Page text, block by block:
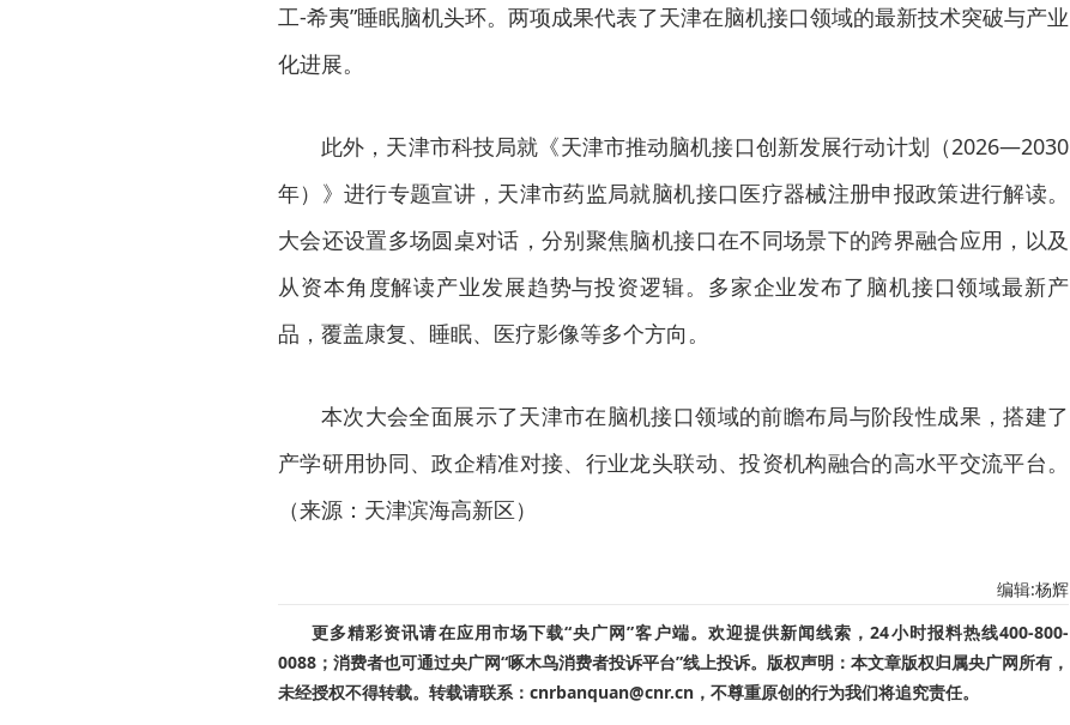
工-希夷”睡眠脑机头环。两项成果代表了天津在脑机接口领域的最新技术突破与产业
化进展。
此外，天津市科技局就《天津市推动脑机接口创新发展行动计划（2026—2030
年）》进行专题宣讲，天津市药监局就脑机接口医疗器械注册申报政策进行解读。
大会还设置多场圆桌对话，分别聚焦脑机接口在不同场景下的跨界融合应用，以及
从资本角度解读产业发展趋势与投资逻辑。多家企业发布了脑机接口领域最新产
品，覆盖康复、睡眠、医疗影像等多个方向。
本次大会全面展示了天津市在脑机接口领域的前瞻布局与阶段性成果，搭建了
产学研用协同、政企精准对接、行业龙头联动、投资机构融合的高水平交流平台。
（来源：天津滨海高新区）
编辑:杨辉
更多精彩资讯请在应用市场下载“央广网”客户端。欢迎提供新闻线索，24小时报料热线400-800-
0088；消费者也可通过央广网“啄木鸟消费者投诉平台”线上投诉。版权声明：本文章版权归属央广网所有，
未经授权不得转载。转载请联系：cnrbanquan@cnr.cn，不尊重原创的行为我们将追究责任。